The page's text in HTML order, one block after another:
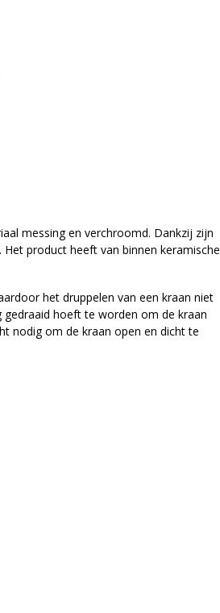
messing en verchroomd. Dankzij zijn
product heeft van binnen keramische
het druppelen van een kraan niet
hoeft te worden om de kraan
nodig om de kraan open en dicht te